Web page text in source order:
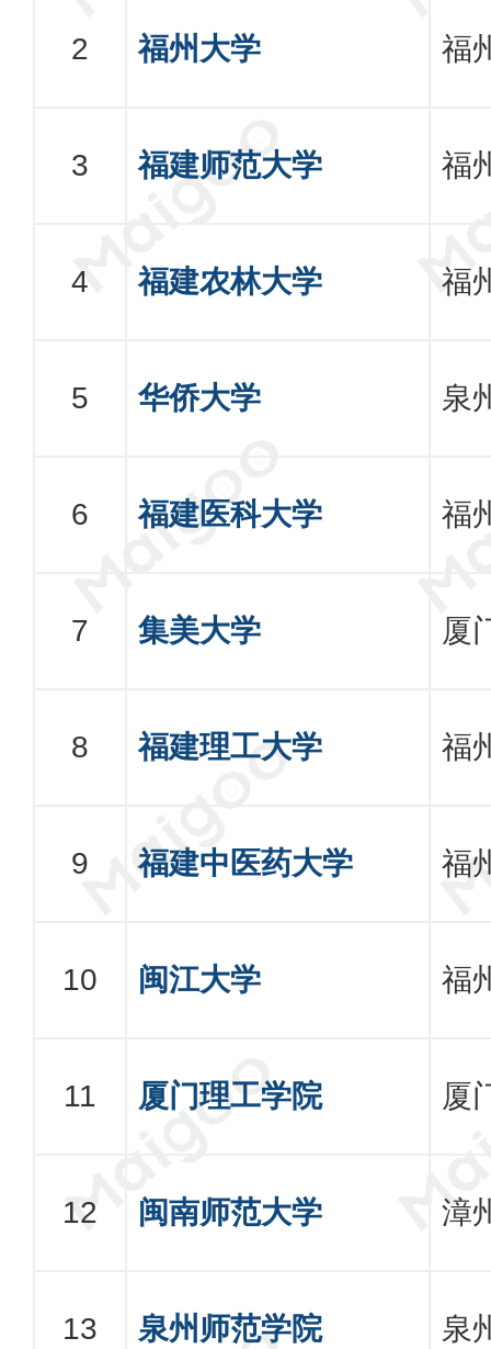
福州大学 福
福建师范大学 福
福建农林大学 福
华侨大学 泉
福建医科大学 福
集美大学 厦
福建理工大学 福
福建中医药大学 福
闽江大学 福
厦门理工学院 厦
闽南师范大学 漳
泉州师范学院 泉